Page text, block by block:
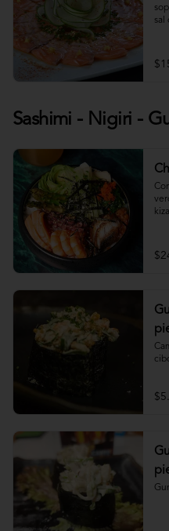
sal
Sashimi - Nigiri -